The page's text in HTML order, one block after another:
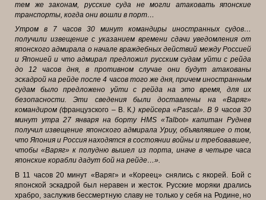
тем же законам, русские суда не могли атаковать японские
транспорты, когда они вошли в порт…
Утром в 7 часов 30 минут командиры иностранных судов…
получили извещение с указанием времени сдачи уведомления от
японского адмирала о начале враждебных действий между Россией
и Японией и что адмирал предложил русским судам уйти с рейда
до 12 часов дня, в противном случае они будут атакованы
эскадрой на рейде после 4 часов того же дня, причем иностранным
судам было предложено уйти с рейда на это время, для их
безопасности. Эти сведения были доставлены на «Варяг»
командиром (французского – В. К.) крейсера «Pascal». В 9 часов 30
минут утра 27 января на борту HMS «Talbot» капитан Руднев
получил извещение японского адмирала Уриу, объявлявшее о том,
что Япония и Россия находятся в состоянии войны и требовавшее,
чтобы «Варяг» к полудню вышел из порта, иначе в четыре часа
японские корабли дадут бой на рейде…».
В 11 часов 20 минут «Варяг» и «Кореец» снялись с якорей. Бой с
японской эскадрой был неравен и жесток. Русские моряки дрались
храбро, заслужив бессмертную славу не только у себя на Родине, но